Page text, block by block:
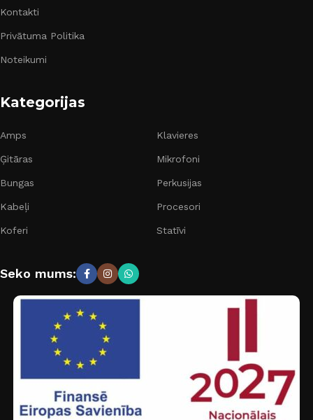
Kontakti
Privātuma Politika
Noteikumi
Kategorijas
Amps
Ģitāras
Bungas
Kabeļi
Koferi
Klavieres
Mikrofoni
Perkusijas
Procesori
Statīvi
Seko mums: